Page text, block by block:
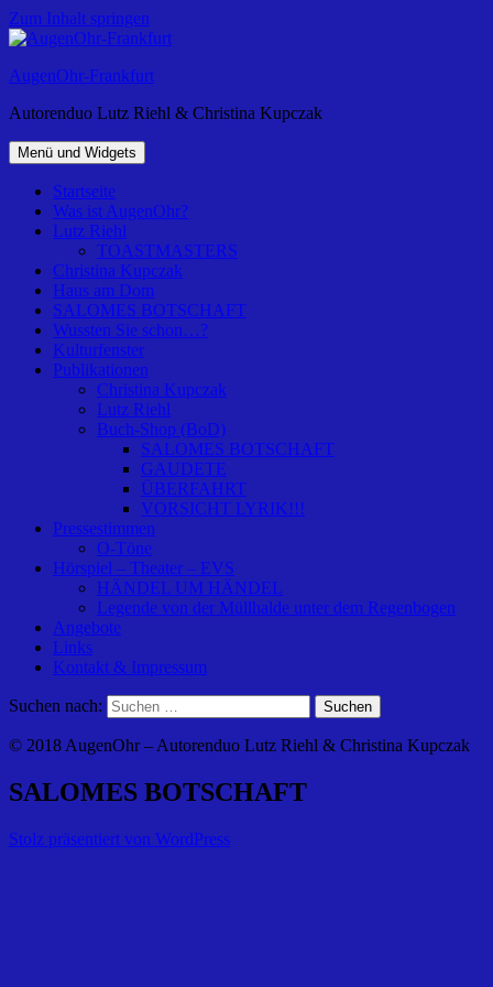
Zum Inhalt springen
AugenOhr-Frankfurt
Autorenduo Lutz Riehl & Christina Kupczak
Menü und Widgets
Startseite
Was ist AugenOhr?
Lutz Riehl
TOASTMASTERS
Christina Kupczak
Haus am Dom
SALOMES BOTSCHAFT
Wussten Sie schon…?
Kulturfenster
Publikationen
Christina Kupczak
Lutz Riehl
Buch-Shop (BoD)
SALOMES BOTSCHAFT
GAUDETE
ÜBERFAHRT
VORSICHT LYRIK!!!
Pressestimmen
O-Töne
Hörspiel – Theater – EVS
HÄNDEL UM HÄNDEL
Legende von der Müllhalde unter dem Regenbogen
Angebote
Links
Kontakt & Impressum
Suchen nach:
© 2018 AugenOhr – Autorenduo Lutz Riehl & Christina Kupczak
SALOMES BOTSCHAFT
Stolz präsentiert von WordPress